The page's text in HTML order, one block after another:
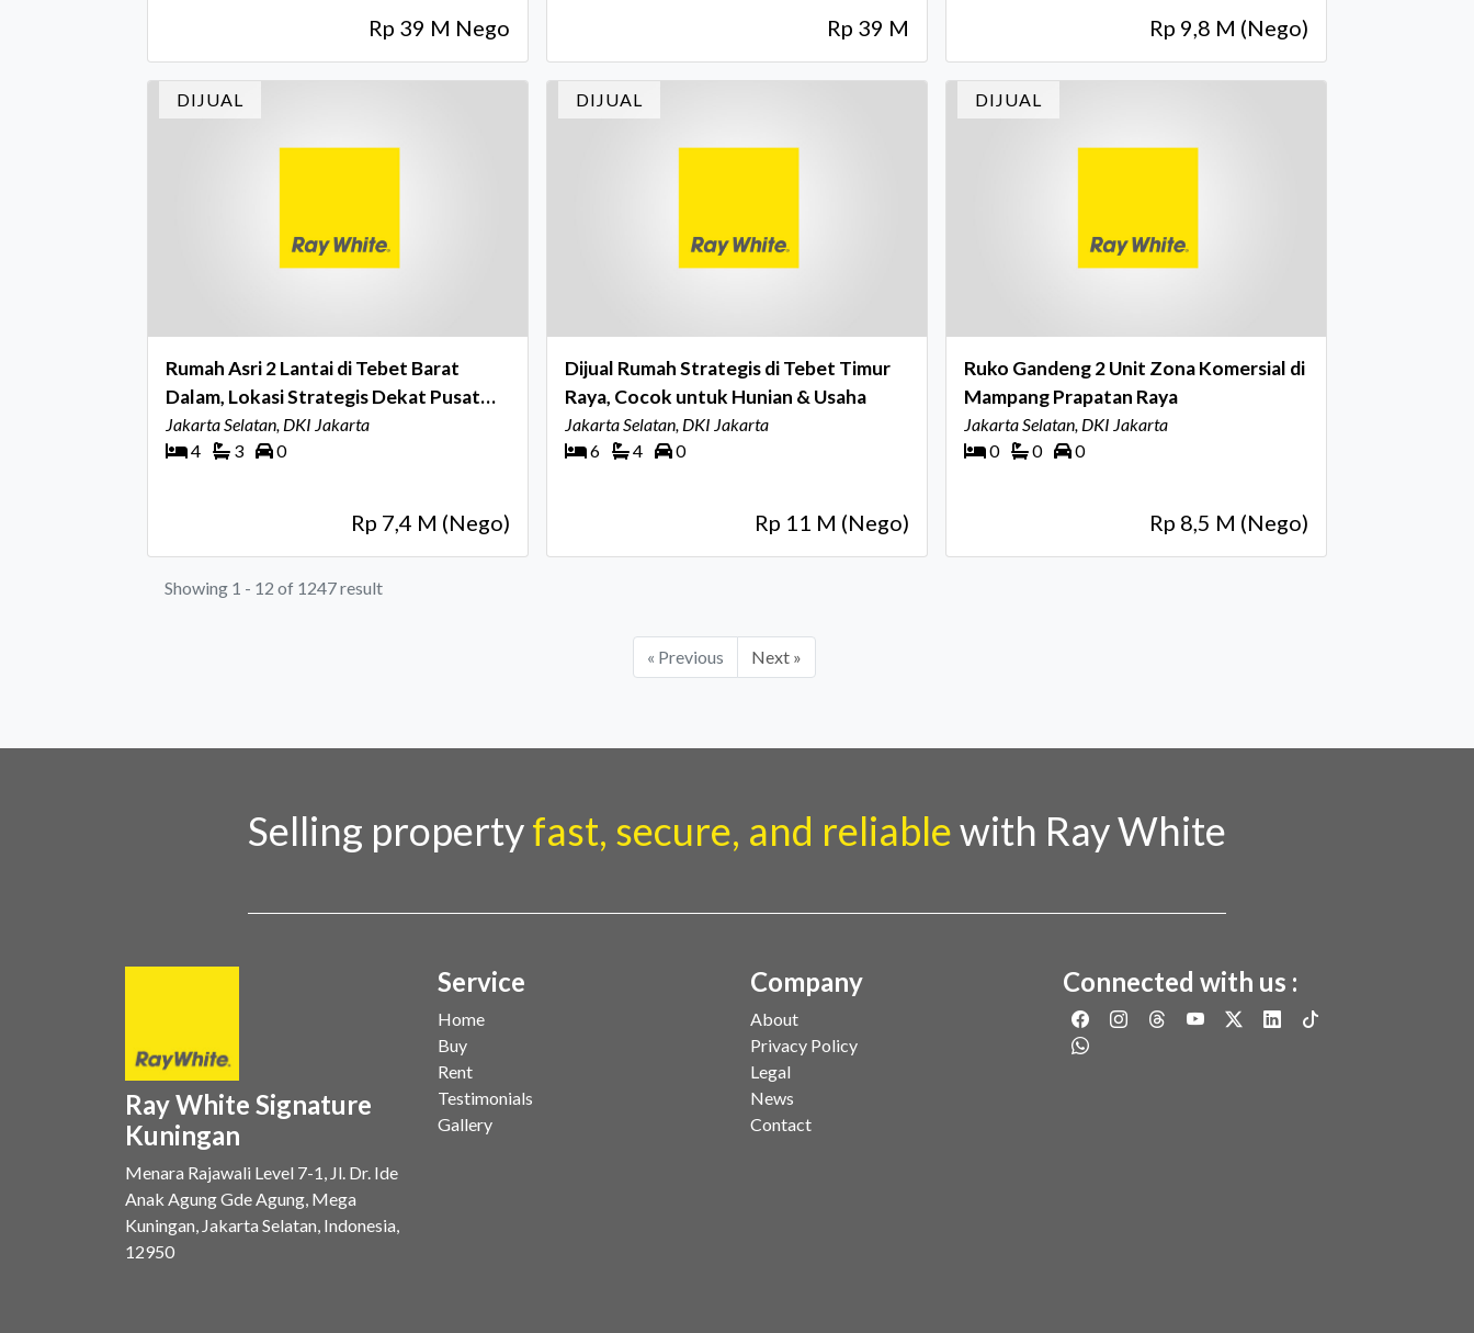
Rp 39 M Nego Rp 39 M Rp 9,8 M (Nego)
DIJUAL
Rumah Asri 2 Lantai di Tebet Barat
Dalam, Lokasi Strategis Dekat Pusat
Bisnis
Jakarta Selatan, DKI Jakarta
4
3 0
Rp 7,4 M (Nego)
DIJUAL
Dijual Rumah Strategis di Tebet Timur
Raya, Cocok untuk Hunian & Usaha
Jakarta Selatan, DKI Jakarta
6
4 0
Rp 11 M (Nego)
DIJUAL
Ruko Gandeng 2 Unit Zona Komersial di
Mampang Prapatan Raya
Jakarta Selatan, DKI Jakarta
0
0 0
Rp 8,5 M (Nego)
Showing 1 - 12 of 1247 result
« Previous Next »
Selling propertyfast, secure, and reliablewith Ray White
Ray White Signature
Kuningan
Menara Rajawali Level 7-1, Jl. Dr. Ide
Anak Agung Gde Agung, Mega
Kuningan, Jakarta Selatan, Indonesia,
12950
Service
Home
Buy
Rent
Testimonials
Gallery
Company
About
Privacy Policy
Legal
News
Contact
Connected with us :